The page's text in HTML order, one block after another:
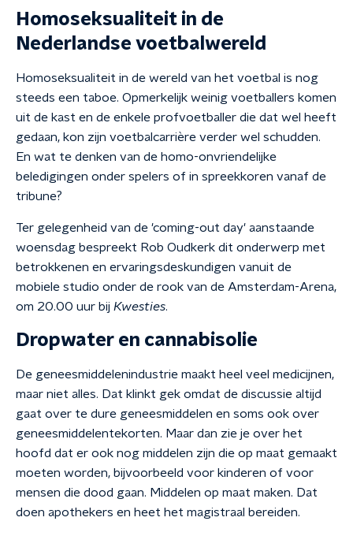
Homoseksualiteit in de
Nederlandse voetbalwereld
Homoseksualiteit in de wereld van het voetbal is nog
steeds een taboe. Opmerkelijk weinig voetballers komen
uit de kast en de enkele profvoetballer die dat wel heeft
gedaan, kon zijn voetbalcarrière verder wel schudden.
En wat te denken van de homo-onvriendelijke
beledigingen onder spelers of in spreekkoren vanaf de
tribune?
Ter gelegenheid van de 'coming-out day' aanstaande
woensdag bespreekt Rob Oudkerk dit onderwerp met
betrokkenen en ervaringsdeskundigen vanuit de
mobiele studio onder de rook van de Amsterdam-Arena,
om 20.00 uur bij Kwesties.
Dropwater en cannabisolie
De geneesmiddelenindustrie maakt heel veel medicijnen,
maar niet alles. Dat klinkt gek omdat de discussie altijd
gaat over te dure geneesmiddelen en soms ook over
geneesmiddelentekorten. Maar dan zie je over het
hoofd dat er ook nog middelen zijn die op maat gemaakt
moeten worden, bijvoorbeeld voor kinderen of voor
mensen die dood gaan. Middelen op maat maken. Dat
doen apothekers en heet het magistraal bereiden.